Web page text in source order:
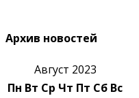
Архив новостей
Август 2023
Пн Вт Ср Чт Пт Сб Вс